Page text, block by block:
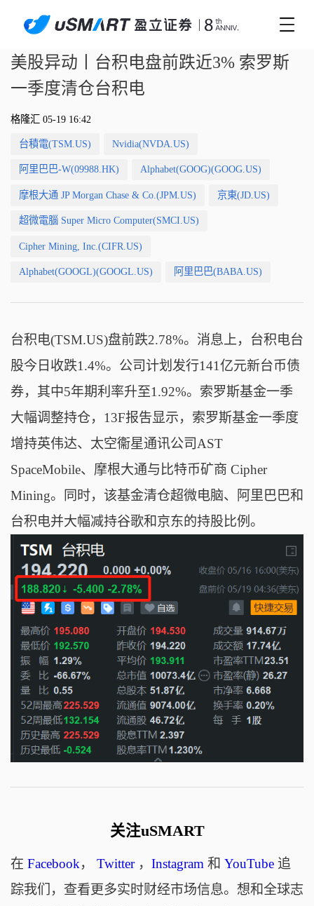
美股异动丨台积电盘前跌近3% 索罗斯
一季度清仓台积电
格隆汇 05-19 16:42
台積電(TSM.US) Nvidia(NVDA.US)
阿里巴巴-W(09988.HK) Alphabet(GOOG)(GOOG.US)
摩根大通 JP Morgan Chase & Co.(JPM.US) 京東(JD.US)
超微電腦 Super Micro Computer(SMCI.US)
Cipher Mining, Inc.(CIFR.US)
Alphabet(GOOGL)(GOOGL.US) 阿里巴巴(BABA.US)
台积电(TSM.US)盘前跌2.78%。消息上，台积电台
股今日收跌1.4%。公司计划发行141亿元新台币债
券，其中5年期利率升至1.92%。索罗斯基金一季
大幅调整持仓，13F报吿显示，索罗斯基金一季度
增持英伟达、太空衞星通讯公司AST
SpaceMobile、摩根大通与比特币矿商 Cipher
Mining。同时，该基金清仓超微电脑、阿里巴巴和
台积电并大幅减持谷歌和京东的持股比例。
关注uSMART
在 Facebook， Twitter， Instagram和 YouTube追
踪我们，查看更多实时财经市场信息。想和全球志